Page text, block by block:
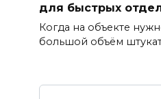
для быстрых
Когда на объекте
большой объём